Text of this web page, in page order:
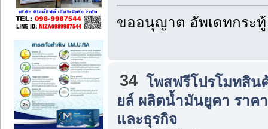
ขออนุญาต อัพเดทกระทู้
34 โพสฟรีโปรโมทสิน
ยล์ ผลิตน้ำมันยูคา ราค
และธุรกิจ